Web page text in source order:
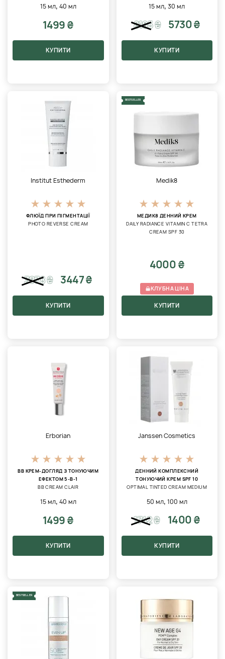
15 мл, 40 мл
1499 ₴
КУПИТИ
15 мл,30 мл
8185₴ 5730 ₴
КУПИТИ
Institut Esthederm
ФЛЮЇД ПРИ ПІГМЕНТАЦІЇ
PHOTO REVERSE CREAM
3978₴ 3447 ₴
КУПИТИ
BESTSELLER
Medik8
МЕДИК8 ДЕННИЙ КРЕМ
DAILY RADIANCE VITAMIN C TETRA
CREAM SPF 30
4000 ₴
КЛУБНА ЦІНА
КУПИТИ
Erborian
BB КРЕМ-ДОГЛЯД З ТОНУЮЧИМ
ЕФЕКТОМ 5-В-1
BB CREAM CLAIR
15 мл, 40 мл
1499 ₴
КУПИТИ
Janssen Cosmetics
ДЕННИЙ КОМПЛЕКСНИЙ
ТОНУЮЧИЙ КРЕМ SPF 10
OPTIMAL TINTED CREAM MEDIUM
50 мл, 100 мл
1742₴ 1400 ₴
КУПИТИ
BESTSELLER